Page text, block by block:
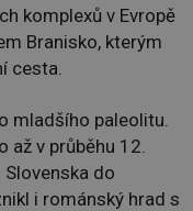
komplexů v Evropě
Branisko, kterým
cesta.
mladšího paleolitu.
v průběhu 12.
do
i románský hrad s